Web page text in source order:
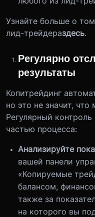
Узнайте больше о
лид-трейдераздесь.
Регулярно
результаты
Копитрейдинг
но это не значит,
Регулярный
частью процесса:
Анализируйте
вашей панели
«Копируемые
балансом,
также за
на которого вы